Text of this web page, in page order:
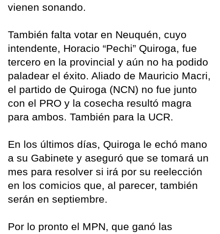
vienen sonando.
También falta votar en Neuquén, cuyo
intendente, Horacio “Pechi” Quiroga, fue
tercero en la provincial y aún no ha podido
paladear el éxito. Aliado de Mauricio Macri,
el partido de Quiroga (NCN) no fue junto
con el PRO y la cosecha resultó magra
para ambos. También para la UCR.
En los últimos días, Quiroga le echó mano
a su Gabinete y aseguró que se tomará un
mes para resolver si irá por su reelección
en los comicios que, al parecer, también
serán en septiembre.
Por lo pronto el MPN, que ganó las